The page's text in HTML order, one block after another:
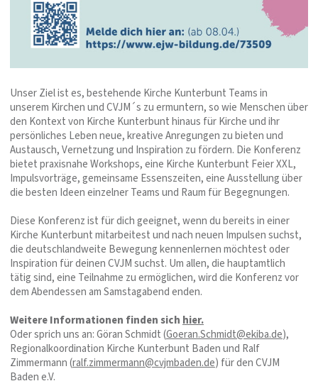
Unser Ziel ist es, bestehende Kirche Kunterbunt Teams in
unserem Kirchen und CVJM´s zu ermuntern, so wie Menschen über
den Kontext von Kirche Kunterbunt hinaus für Kirche und ihr
persönliches Leben neue, kreative Anregungen zu bieten und
Austausch, Vernetzung und Inspiration zu fördern. Die Konferenz
bietet praxisnahe Workshops, eine Kirche Kunterbunt Feier XXL,
Impulsvorträge, gemeinsame Essenszeiten, eine Ausstellung über
die besten Ideen einzelner Teams und Raum für Begegnungen.
Diese Konferenz ist für dich geeignet, wenn du bereits in einer
Kirche Kunterbunt mitarbeitest und nach neuen Impulsen suchst,
die deutschlandweite Bewegung kennenlernen möchtest oder
Inspiration für deinen CVJM suchst. Um allen, die hauptamtlich
tätig sind, eine Teilnahme zu ermöglichen, wird die Konferenz vor
dem Abendessen am Samstagabend enden.
Weitere Informationen finden sich hier.
Oder sprich uns an: Göran Schmidt (Goeran.Schmidt@ekiba.de),
Regionalkoordination Kirche Kunterbunt Baden und Ralf
Zimmermann (ralf.zimmermann@cvjmbaden.de) für den CVJM
Baden e.V.